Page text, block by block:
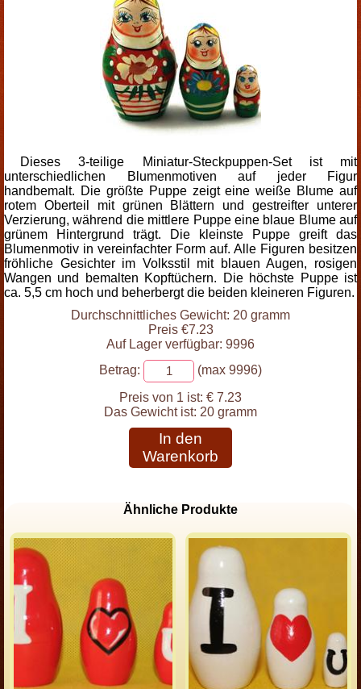
Dieses 3-teilige Miniatur-Steckpuppen-Set ist mit
unterschiedlichen Blumenmotiven auf jeder Figur
handbemalt. Die größte Puppe zeigt eine weiße Blume auf
rotem Oberteil mit grünen Blättern und gestreifter unterer
Verzierung, während die mittlere Puppe eine blaue Blume auf
grünem Hintergrund trägt. Die kleinste Puppe greift das
Blumenmotiv in vereinfachter Form auf. Alle Figuren besitzen
fröhliche Gesichter im Volksstil mit blauen Augen, rosigen
Wangen und bemalten Kopftüchern. Die höchste Puppe ist
ca. 5,5 cm hoch und beherbergt die beiden kleineren Figuren.
Durchschnittliches Gewicht: 20 gramm
Preis €7.23
Auf Lager verfügbar: 9996
Betrag:
(max 9996)
Preis von 1 ist: € 7.23
Das Gewicht ist: 20 gramm
In den
Warenkorb
Ähnliche Produkte